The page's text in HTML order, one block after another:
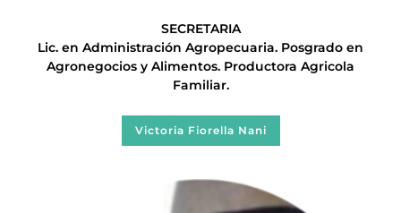
SECRETARIA
Lic. en Administración Agropecuaria. Posgrado en
Agronegocios y Alimentos. Productora Agricola
Familiar.
Victoria Fiorella Nani